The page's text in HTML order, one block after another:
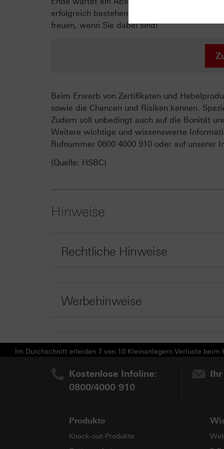
erfolgreich bestehen, erhalten Sie ein
freuen, wenn Sie dabei sind!
Beim Erwerb von Zertifikaten und
sowie die Chancen und Risiken kennen.
Zudem soll unbedingt auch auf die Bonität
Weitere wichtige und wissenswerte
Rufnummer 0800 4000 910 oder auf
(Quelle: HSBC)
Hinweise
Rechtliche Hinweise
Werbehinweise
Im Durchschnitt erleiden 7 von 10 Kleinanlegern Verluste
Kostenlose Infoline:
0800/4000 910
Produkte
Knock-out-Produkte